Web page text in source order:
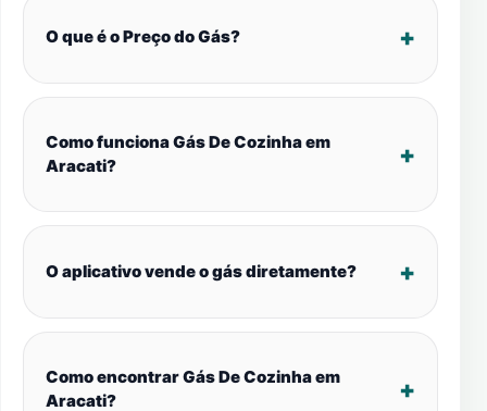
O que é o Preço do Gás?
Como funciona Gás De Cozinha em
Aracati?
O aplicativo vende o gás diretamente?
Como encontrar Gás De Cozinha em
Aracati?